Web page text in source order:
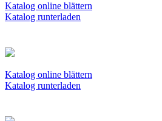
Katalog online blättern
Katalog runterladen
Katalog online blättern
Katalog runterladen